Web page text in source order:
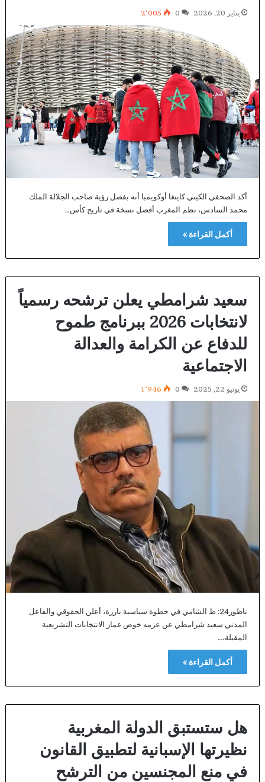
يناير 20, 2026 0 2٬005
أكد الصحفي الكيني كاينغا أوكويمبا أنه بفضل رؤية صاحب الجلالة الملك
محمد السادس، نظم المغرب أفضل نسخة في تاريخ كأس…
أكمل القراءة »
سعيد شرامطي يعلن ترشحه رسمياً
لانتخابات 2026 ببرنامج طموح
للدفاع عن الكرامة والعدالة
الاجتماعية
يونيو 22, 2025 0 1٬946
ناظور24: ط الشامي في خطوة سياسية بارزة، أعلن الحقوقي والفاعل
المدني سعيد شرامطي عن عزمه خوض غمار الانتخابات التشريعية
المقبلة،…
أكمل القراءة »
هل ستستبق الدولة المغربية
نظيرتها الإسبانية لتطبيق القانون
في منع المجنسين من الترشح